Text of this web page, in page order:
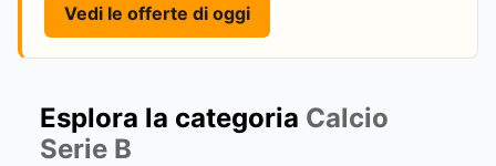
Vedi le offerte di oggi
Esplora la categoria Calcio
Serie B